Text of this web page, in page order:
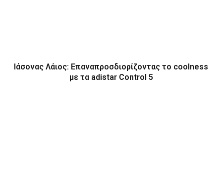
Ιάσονας Λάιος: Επαναπροσδιορίζοντας το coolness
με τα adistar Control 5